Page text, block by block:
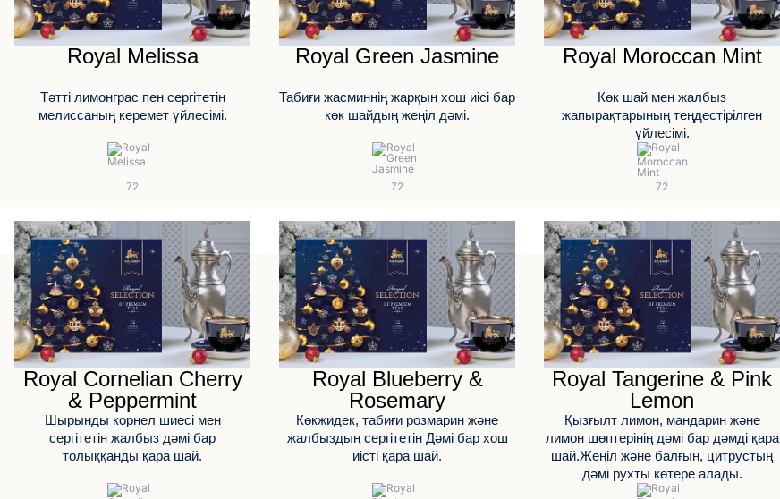
Royal Melissa
Тәтті лимонграс пен сергітетін
мелиссаның керемет үйлесімі.
Royal Green Jasmine
Табиғи жасминнің жарқын хош иісі бар
көк шайдың жеңіл дәмі.
Royal Moroccan Mint
Көк шай мен жалбыз
жапырақтарының теңдестірілген
үйлесімі.
Royal Cornelian Cherry
& Peppermint
Шырынды корнел шиесі мен
сергітетін жалбыз дәмі бар
толыққанды қара шай.
Royal Blueberry &
Rosemary
Көкжидек, табиғи розмарин және
жалбыздың сергітетін Дәмі бар хош
иісті қара шай.
Royal Tangerine & Pink
Lemon
Қызғылт лимон, мандарин және
лимон шөптерінің дәмі бар дәмді қара
шай.Жеңіл және балғын, цитрустың
дәмі рухты көтере алады.